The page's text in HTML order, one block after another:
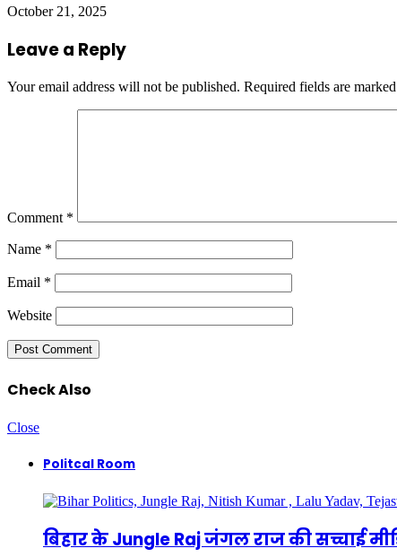
October 21, 2025
Leave a Reply
Your email address will not be published. Required fields are marked
Comment *
Name *
Email *
Website
Check Also
Close
Politcal Room
बिहार के Jungle Raj जंगल राज की सच्चाई